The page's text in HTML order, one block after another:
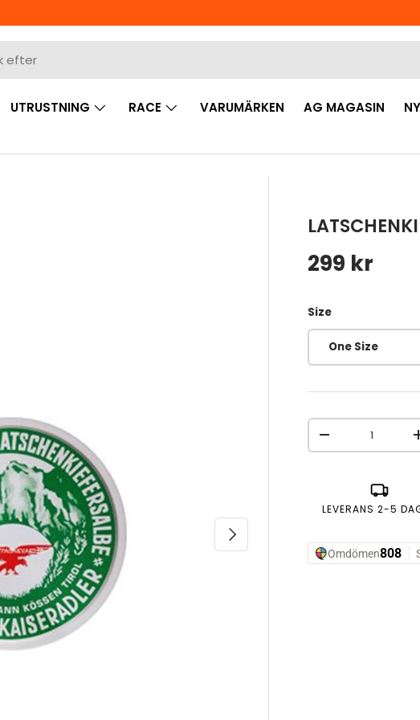
UTRUSTNING RACE VARUMÄRKEN AG MAGASIN
NÄSTA
Ordinarie
299 kr
Size
One Size
Antal
MINSKA ANTAL
LEVERANS 2-5